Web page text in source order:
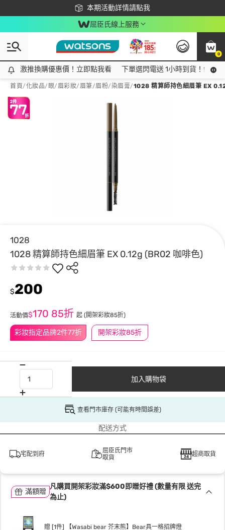
本期活動詳情請點我
下載app最高回饋$350
屈臣氏線上服務
0
激推換購優惠價！立即點我看
激推換購優惠價！立即點我看 下單選閃電送 1小時到貨！領神
首頁/化妝品/ 眼/眉彩妝/眉筆/眉粉/染眉膏/1028 精算師持色細眉筆 EX
1028
1028 精算師持色細眉筆 EX 0.12g (BR02 咖啡色)
彩妝指定品牌2件77折 開架彩妝85折
$200
活動價$170 85折 起 (開架彩妝85折)
加入購物袋
查看門市庫存 (可能有時間誤差)
配送方式
宅配到府
屈臣氏門市
取貨
超商取貨
滿額贈
凡購買開架彩妝滿$600即贈好禮 (數量有限 送完
為止)
贈 [1件] 【Wasabi bear 芥末熊】Bear具一格招牌燈